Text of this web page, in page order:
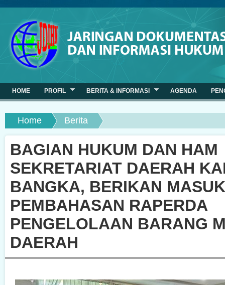
Jump to navigation
You are here
Home Berita
BAGIAN HUKUM DAN HAM
SEKRETARIAT DAERAH
BANGKA, BERIKAN
PEMBAHASAN RAPERDA
PENGELOLAAN BARANG
DAERAH
HOME PROFIL BERITA & INFORMASI AGENDA